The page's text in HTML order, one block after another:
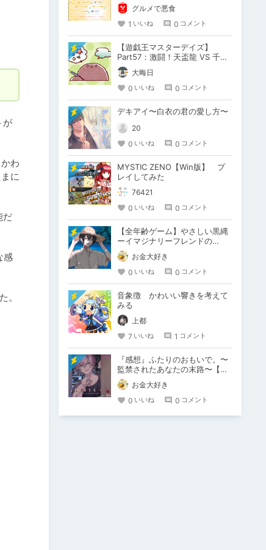
が
わ
に
だ
感
。
ーム / Pikmin Bloom】
グルメで悪食
1 いいね 0 コメント
【遊戯王マスターデイズ】
Part57：激闘！天盃龍 VS 千年
D【架空デュエル】
大晦日
0 いいね 0 コメント
デキアイ〜白衣の君の愛し方〜
20
0 いいね 0 コメント
MYSTIC ZENO【Win版】 プ
レイしてみた
76421
0 いいね 0 コメント
【全年齢ゲーム】やさしい黒縄
ーイマジナリーフレンドの
「彼」と過ごすおぼんやすみー
お金大好き
0 いいね 0 コメント
音象徴 かわいい響きを考えて
みる
上都
7 いいね 1 コメント
『感想』ふたりのおもいで。〜
監禁されたあなたの末路〜【が
るまに限定特典付き】
お金大好き
0 いいね 0 コメント